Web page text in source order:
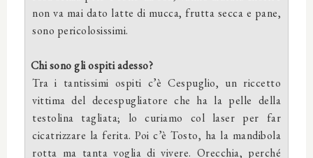
non va mai dato latte di mucca, frutta secca e pane,
sono pericolosissimi.
Chi sono gli ospiti adesso?
Tra i tantissimi ospiti c’è Cespuglio, un riccetto
vittima del decespugliatore che ha la pelle della
testolina tagliata; lo curiamo col laser per far
cicatrizzare la ferita. Poi c’è Tosto, ha la mandibola
rotta ma tanta voglia di vivere. Orecchia, perché